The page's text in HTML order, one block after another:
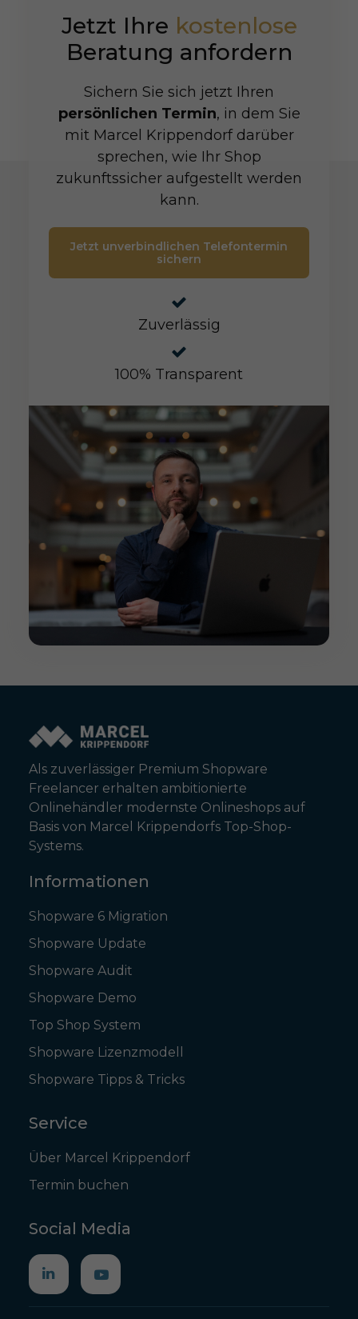
Jetzt Ihre kostenlose
Beratung anfordern
Sichern Sie sich jetzt Ihren
persönlichen Termin, in dem Sie
mit Marcel Krippendorf darüber
sprechen, wie Ihr Shop
zukunftssicher aufgestellt werden
kann.
Jetzt unverbindlichen Telefontermin
sichern
Zuverlässig
100% Transparent
Als zuverlässiger Premium Shopware
Freelancer erhalten ambitionierte
Onlinehändler modernste Onlineshops auf
Basis von Marcel Krippendorfs Top-Shop-
Systems.
Informationen
Shopware 6 Migration
Shopware Update
Shopware Audit
Shopware Demo
Top Shop System
Shopware Lizenzmodell
Shopware Tipps & Tricks
Service
Über Marcel Krippendorf
Termin buchen
Social Media